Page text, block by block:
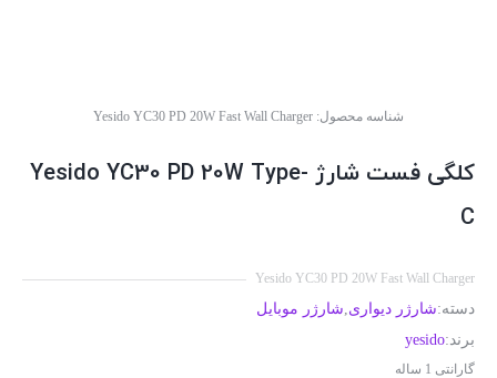
شناسه محصول: Yesido YC30 PD 20W Fast Wall Charger
کلگی فست شارژ Yesido YC30 PD 20W Type-
C
Yesido YC30 PD 20W Fast Wall Charger
دسته:شارژر دیواری,شارژر موبایل
برند:yesido
گارانتی 1 ساله